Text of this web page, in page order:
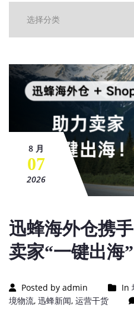
8 月
07
2026
迅蜂海外仓携
卖家“一键出海”
Posted by admin In
境物流, 迅蜂新闻, 运营干货